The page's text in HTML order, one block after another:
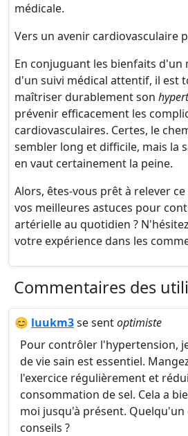
médicale.
Vers un avenir cardiovasculaire
En conjuguant les bienfaits d'un
d'un suivi médical attentif, il est
maîtriser durablement son
prévenir efficacement les
cardiovasculaires. Certes, le
sembler long et difficile, mais la
en vaut certainement la peine.
Alors, êtes-vous prêt à relever
vos meilleures astuces pour
artérielle au quotidien ?
votre expérience dans les
Commentaires des
😊 luukm3se sentoptimiste
Pour contrôler l'hypertension,
de vie sain est essentiel.
l'exercice régulièrement et
consommation de sel. Cela a
moi jusqu'à présent. Quelqu'un
conseils ?